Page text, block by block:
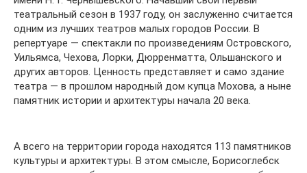
театральный сезон в 1937 году, он заслуженно считается
одним из лучших театров малых городов России. В
репертуаре — спектакли по произведениям Островского,
Уильямса, Чехова, Лорки, Дюрренматта, Ольшанского и
других авторов. Ценность представляет и само здание
театра — в прошлом народный дом купца Мохова, а ныне
памятник истории и архитектуры начала 20 века.
А всего на территории города находятся 113 памятников
культуры и архитектуры. В этом смысле, Борисоглебск